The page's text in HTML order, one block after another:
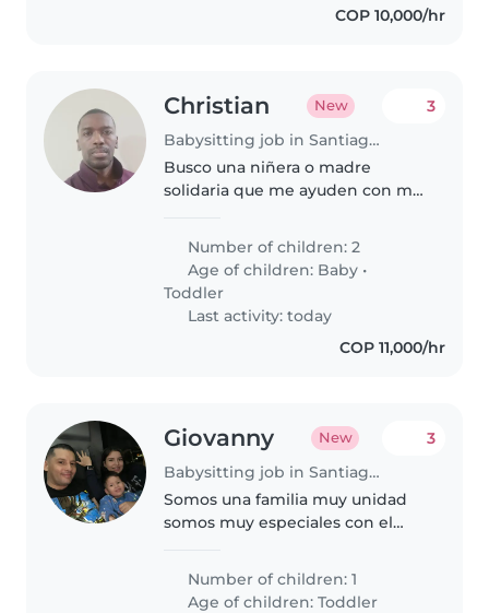
COP 10,000/hr
Christian New
Babysitting job in Santiago de Cali
3
Busco una niñera o madre
solidaria que me ayuden con mis
curiosos y juguetones de 2 y 8
años. Ideal quien disfrute cocinar
y hacer tareas del hogar con..
Number of children: 2
Age of children: Baby •
Toddler
Last activity: today
COP 11,000/hr
Giovanny New
Babysitting job in Santiago de Cali
3
Somos una familia muy unidad
somos muy especiales con el
Number of children: 1
Age of children:Toddler